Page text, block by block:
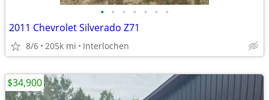
• • • • • • •
2011 Chevrolet Silverado Z71
8/6 205k mi Interlochen
$34,900